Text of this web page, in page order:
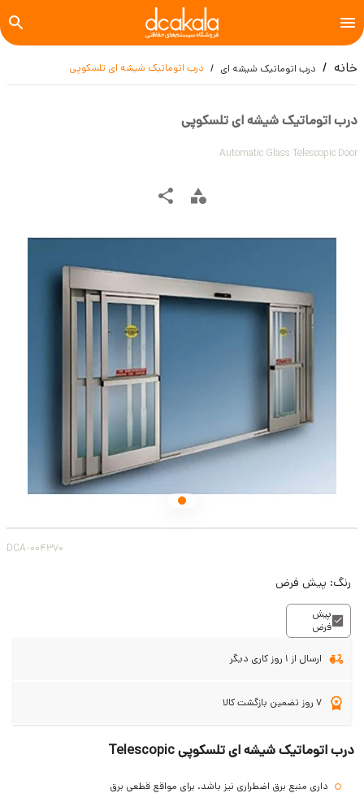
خانه درب اتوماتیک شیشه ای درب اتوماتیک شیشه ای تلسکوپی
درب اتوماتیک شیشه ای تلسکوپی
Automatic Glass Telescopic Door
DCA-004370
رنگ: پیش فرض
پیش
فرض
ارسال از 1 روز کاری دیگر
7 روز تضمین بازگشت کالا
درب اتوماتیک شیشه ای تلسکوپی Telescopic
داری منبع برق اضطراری نیز باشد. برای مواقع قطعی برق